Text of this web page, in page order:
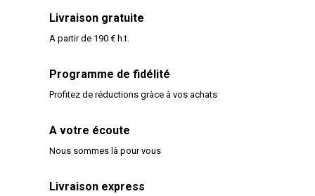
Livraison gratuite
A partir de 190 € h.t.
Programme de fidélité
Profitez de réductions gràce à vos achats
A votre écoute
Nous sommes là pour vous
Livraison express